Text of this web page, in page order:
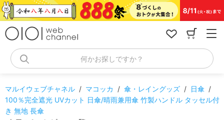
コ
ン
何かお探しですか？
マルイウェブチャネル / マコッカ / 傘・レイングッズ / 日傘 /
100％完全遮光 UVカット 日傘/晴雨兼用傘 竹製ハンドル タッセル付
き 無地 長傘